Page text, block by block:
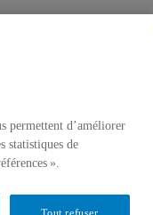
collectives sur le
participative
permettent d’améliorer
statistiques de
».